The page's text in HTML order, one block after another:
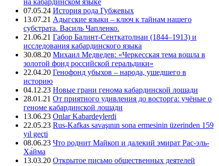
на кабардинском языке
07.05.24 История рода Губжевых
13.07.21 Адыгские языки – ключ к тайнам нашего
субстрата. Василь Чапленко.
21.06.21 Габор Балинт-Сенткатолнаи (1844–1913) и
исследования кабардинского языка
30.08.20 Михаил Медведев: «Черкесская тема вошла в
золотой фонд российской геральдики»
22.04.20 Генофонд убыхов – народа, ушедшего в
историю
04.12.23 Новые грани генома кабардинской лошади
28.01.21 От приятного удивления до восторга: учёные о
геноме кабардинской лошади
13.06.23 Onlar Kabardeylerdi
22.05.23 Rus-Kafkas savaşının sona ermesinin üzerinden 159
yıl geçti
08.06.23 Что роднит Майкоп и далекий эмират Рас-эль-
Ха́йма
13.03.20 Открытое письмо общественных деятелей